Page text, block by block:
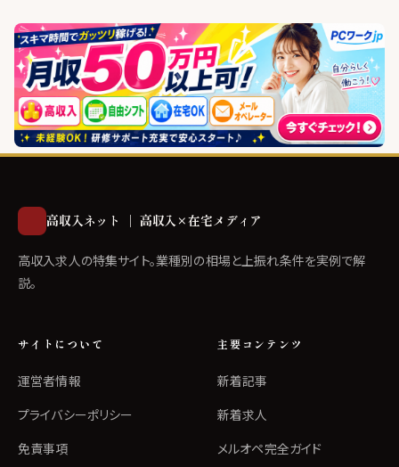
高収入ネット ｜ 高収入×在宅メディア
高収入求人の特集サイト。業種別の相場と上振れ条件を実例で解
説。
サイトについて
運営者情報
プライバシーポリシー
免責事項
主要コンテンツ
新着記事
新着求人
メルオペ完全ガイド